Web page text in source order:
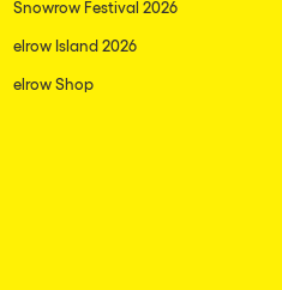
Snowrow Festival 2026
elrow Island 2026
elrow Shop